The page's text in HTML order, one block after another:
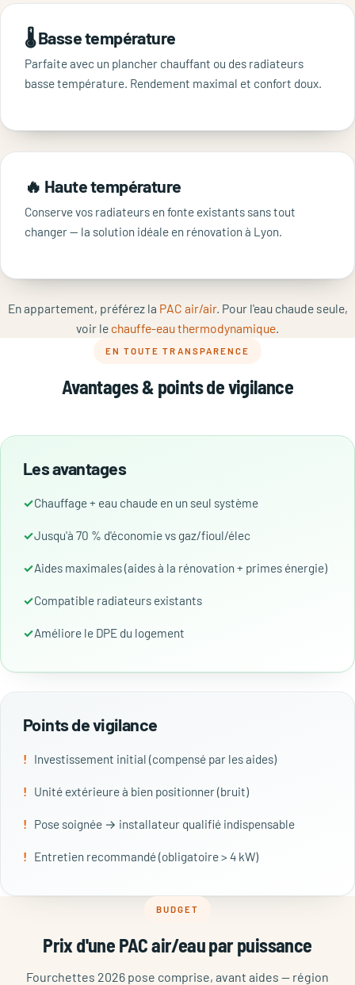
🌡️ Basse température
Parfaite avec un plancher chauffant ou des radiateurs
basse température. Rendement maximal et confort doux.
🔥 Haute température
Conserve vos radiateurs en fonte existants sans tout
changer — la solution idéale en rénovation à Lyon.
En appartement, préférez la PAC air/air. Pour l'eau chaude seule,
voir le chauffe-eau thermodynamique.
EN TOUTE TRANSPARENCE
Avantages & points de vigilance
Les avantages
Chauffage + eau chaude en un seul système
Jusqu'à 70 % d'économie vs gaz/fioul/élec
Aides maximales (aides à la rénovation + primes énergie)
Compatible radiateurs existants
Améliore le DPE du logement
Points de vigilance
Investissement initial (compensé par les aides)
Unité extérieure à bien positionner (bruit)
Pose soignée → installateur qualifié indispensable
Entretien recommandé (obligatoire > 4 kW)
BUDGET
Prix d'une PAC air/eau par puissance
Fourchettes 2026 pose comprise, avant aides — région